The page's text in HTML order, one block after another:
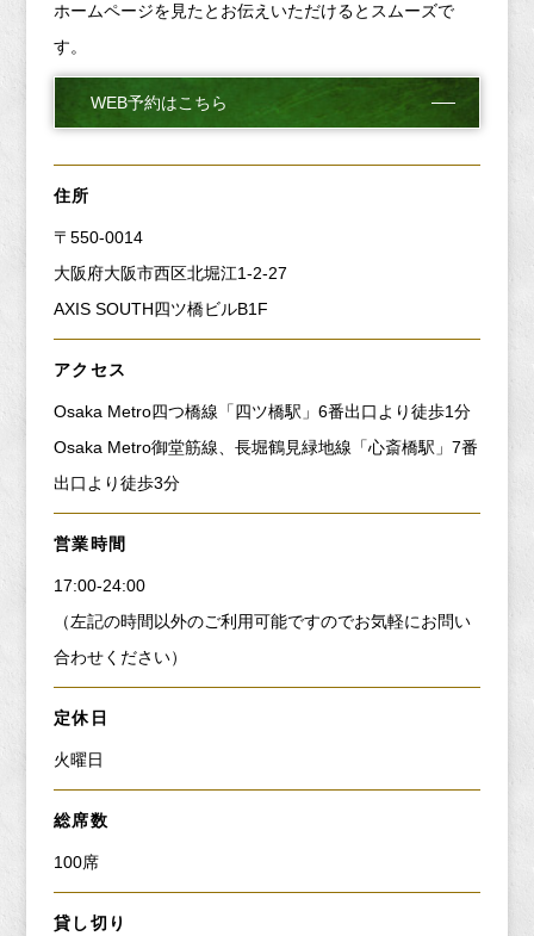
ホームページを見たとお伝えいただけるとスムーズで
す。
WEB予約はこちら
住所
〒550-0014
大阪府大阪市西区北堀江1-2-27
AXIS SOUTH四ツ橋ビルB1F
アクセス
Osaka Metro四つ橋線「四ツ橋駅」6番出口より徒歩1分
Osaka Metro御堂筋線、長堀鶴見緑地線「心斎橋駅」7番
出口より徒歩3分
営業時間
17:00-24:00
（左記の時間以外のご利用可能ですのでお気軽にお問い
合わせください）
定休日
火曜日
総席数
100席
貸し切り